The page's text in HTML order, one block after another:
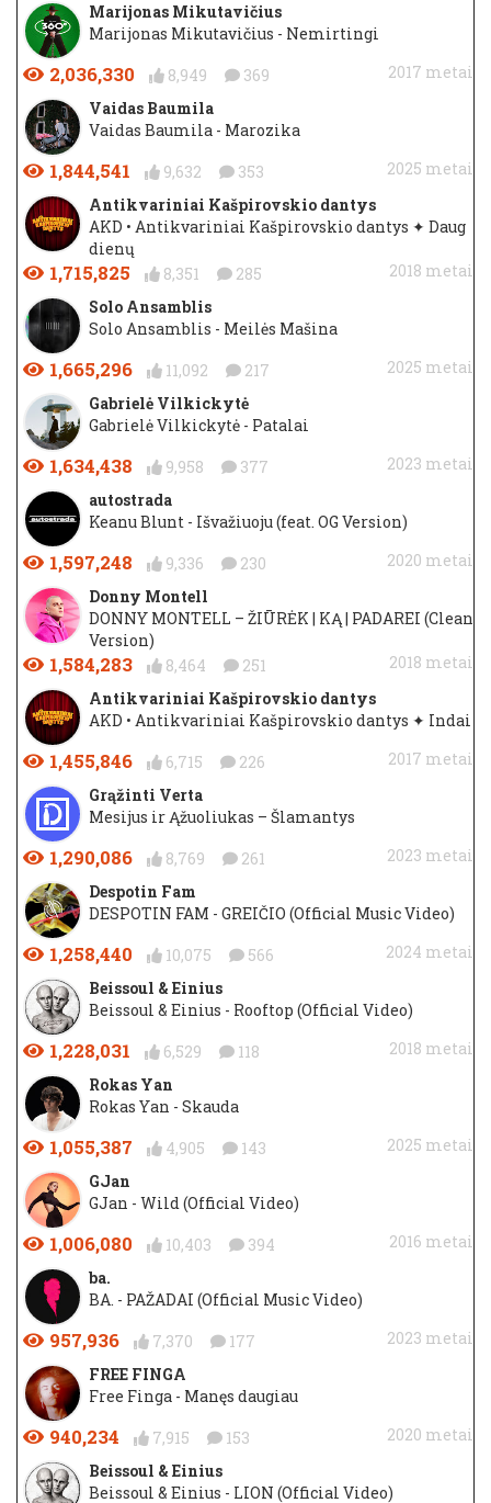
Marijonas Mikutavičius
Marijonas Mikutavičius - Nemirtingi
2,036,330 8,949 369
2017 metai
Vaidas Baumila
Vaidas Baumila - Marozika
1,844,541 9,632 353
2025 metai
Antikvariniai Kašpirovskio dantys
AKD • Antikvariniai Kašpirovskio dantys ✦ Daug
dienų
1,715,825 8,351 285
2018 metai
Solo Ansamblis
Solo Ansamblis - Meilės Mašina
1,665,296 11,092 217
2025 metai
Gabrielė Vilkickytė
Gabrielė Vilkickytė - Patalai
1,634,438 9,958 377
2023 metai
autostrada
Keanu Blunt - Išvažiuoju (feat. OG Version)
1,597,248 9,336 230
2020 metai
Donny Montell
DONNY MONTELL – ŽIŪRĖK | KĄ | PADAREI (Clean
Version)
1,584,283 8,464 251
2018 metai
Antikvariniai Kašpirovskio dantys
AKD • Antikvariniai Kašpirovskio dantys ✦ Indai
1,455,846 6,715 226
2017 metai
Grąžinti Verta
Mesijus ir Ąžuoliukas – Šlamantys
1,290,086 8,769 261
2023 metai
Despotin Fam
DESPOTIN FAM - GREIČIO (Official Music Video)
1,258,440 10,075 566
2024 metai
Beissoul & Einius
Beissoul & Einius - Rooftop (Official Video)
1,228,031 6,529 118
2018 metai
Rokas Yan
Rokas Yan - Skauda
1,055,387 4,905 143
2025 metai
GJan
GJan - Wild (Official Video)
1,006,080 10,403 394
2016 metai
ba.
BA. - PAŽADAI (Official Music Video)
957,936 7,370 177
2023 metai
FREE FINGA
Free Finga - Manęs daugiau
940,234 7,915 153
2020 metai
Beissoul & Einius
Beissoul & Einius - LION (Official Video)